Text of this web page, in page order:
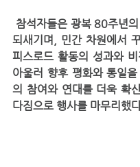
되새기며, 민간 차원에서
피스로드 활동의 성과와
아울러 향후 평화와 통일
의 참여와 연대를 더욱 확
다짐으로 행사를 마무리했